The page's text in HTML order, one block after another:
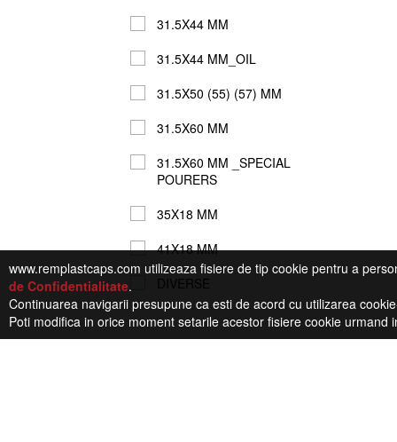
31.5X44 MM
31.5X44 MM_OIL
31.5X50 (55) (57) MM
31.5X60 MM
31.5X60 MM _SPECIAL
POURERS
35X18 MM
41X18 MM
DIVERSE
www.remplastcaps.com utilizeaza fisiere de tip cookie pentru a
de Confidentialitate.
Continuarea navigarii presupune ca esti de acord cu utilizarea
Poti modifica in orice moment setarile acestor fisiere cookie urmand